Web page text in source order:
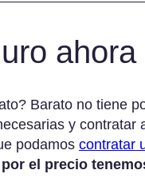
ahora
Barato no tiene
y
podamos contratar
el precio